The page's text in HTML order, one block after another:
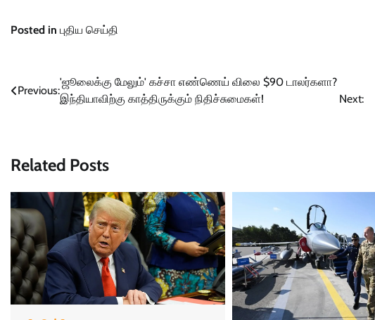
Posted in புதிய செய்தி
Post
navigation
Previous:
'ஜூலைக்கு மேலும்' கச்சா எண்ணெய் விலை $90 டாலர்களா?
இந்தியாவிற்கு காத்திருக்கும் நிதிச்சுமைகள்!
Next:
Related Posts